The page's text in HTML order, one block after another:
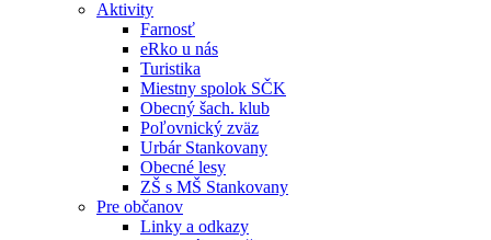
Aktivity
Farnosť
eRko u nás
Turistika
Miestny spolok SČK
Obecný šach. klub
Poľovnický zväz
Urbár Stankovany
Obecné lesy
ZŠ s MŠ Stankovany
Pre občanov
Linky a odkazy